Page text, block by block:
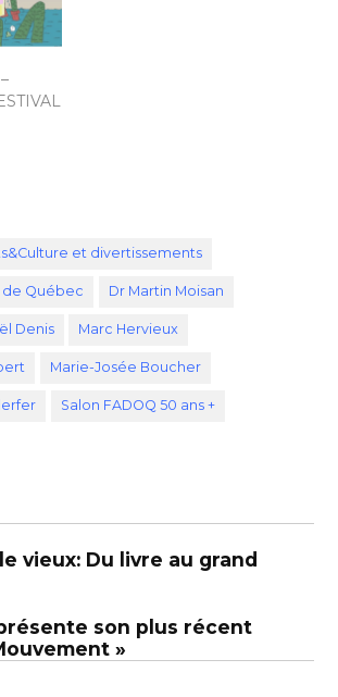
et divertissements
de Québec Dr Martin Moisan
Denis Marc Hervieux
Marie-Josée Boucher
Salon FADOQ 50 ans +
vieux: Du livre au grand
son plus récent
»